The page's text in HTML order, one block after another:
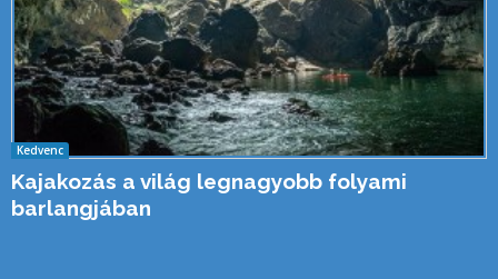
Kedvenc
Kajakozás a világ legnagyobb folyami
barlangjában